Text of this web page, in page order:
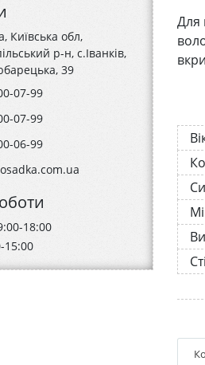
Київська обл,
р-н, с.Іванків,
39
07-99
07-99
06-99
18:00
15:00
Для